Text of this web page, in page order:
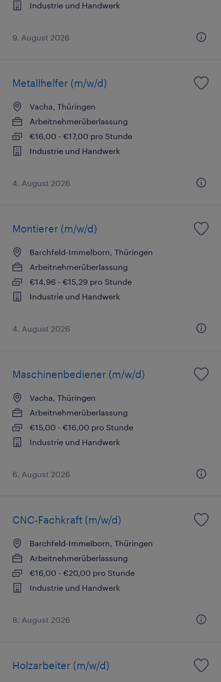
Industrie und Handwerk
9. August 2026
Metallhelfer (m/w/d)
Vacha, Thüringen
Arbeitnehmerüberlassung
€16,00 - €17,00 pro Stunde
Industrie und Handwerk
4. August 2026
Montierer (m/w/d)
Barchfeld-Immelborn, Thüringen
Arbeitnehmerüberlassung
€14,96 - €15,29 pro Stunde
Industrie und Handwerk
4. August 2026
Maschinenbediener (m/w/d)
Vacha, Thüringen
Arbeitnehmerüberlassung
€15,00 - €16,00 pro Stunde
Industrie und Handwerk
6. August 2026
CNC-Fachkraft (m/w/d)
Barchfeld-Immelborn, Thüringen
Arbeitnehmerüberlassung
€16,00 - €20,00 pro Stunde
Industrie und Handwerk
8. August 2026
Holzarbeiter (m/w/d)